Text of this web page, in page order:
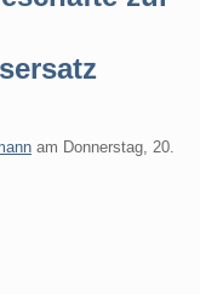
am Donnerstag, 20.